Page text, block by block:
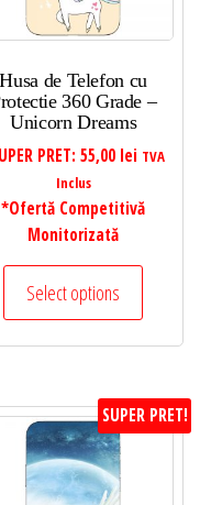
Husa de Telefon cu
360 Grade –
Unicorn Dreams
PRET: 55,00 lei TVA
Inclus
*Ofertă Competitivă
Monitorizată
Select options
SUPER PRET!